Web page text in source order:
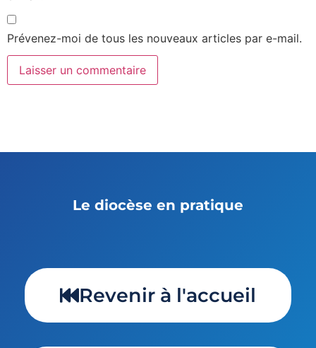
Prévenez-moi de tous les nouveaux articles par e-mail.
Le diocèse en pratique
Revenir à l'accueil